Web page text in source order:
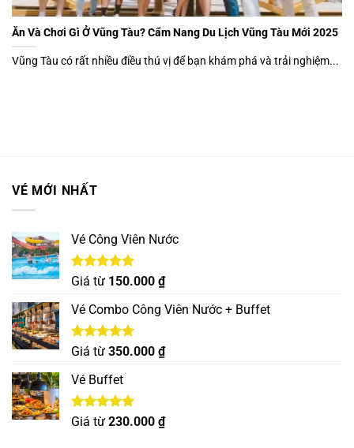
Ăn Và Chơi Gì Ở Vũng Tàu? Cẩm Nang Du Lịch Vũng Tàu Mới 2025
Vũng Tàu có rất nhiều điều thú vị để bạn khám phá và trải nghiệm...
VÉ MỚI NHẤT
Vé Công Viên Nước
Được xếp
5 sao
Giá từ 150.000 ₫
Vé Combo Công Viên Nước + Buffet
Được xếp
5 sao
Giá từ 350.000 ₫
Vé Buffet
Được xếp
Giá từ 230.000 ₫